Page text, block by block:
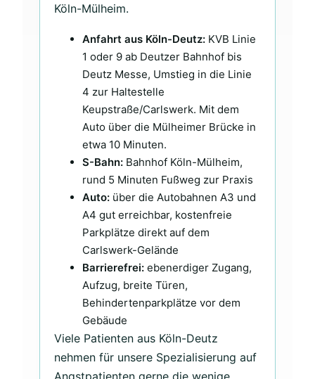
Köln-Mülheim.
Anfahrt aus Köln-Deutz: KVB Linie
1 oder 9 ab Deutzer Bahnhof bis
Deutz Messe, Umstieg in die Linie
4 zur Haltestelle
Keupstraße/Carlswerk. Mit dem
Auto über die Mülheimer Brücke in
etwa 10 Minuten.
S-Bahn: Bahnhof Köln-Mülheim,
rund 5 Minuten Fußweg zur Praxis
Auto: über die Autobahnen A3 und
A4 gut erreichbar, kostenfreie
Parkplätze direkt auf dem
Carlswerk-Gelände
Barrierefrei: ebenerdiger Zugang,
Aufzug, breite Türen,
Behindertenparkplätze vor dem
Gebäude
Viele Patienten aus Köln-Deutz
nehmen für unsere Spezialisierung auf